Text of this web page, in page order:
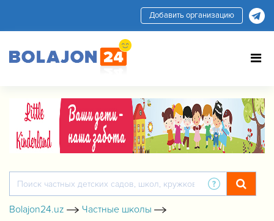
Добавить организацию
Bolajon24.uz
Частные школы